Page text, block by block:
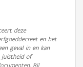
deze
en het
geval in en kan
juistheid of
Bij